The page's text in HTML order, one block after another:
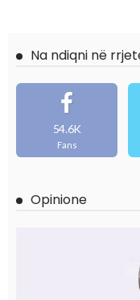
Na ndiqni në
54.6K
Fans
Opinione